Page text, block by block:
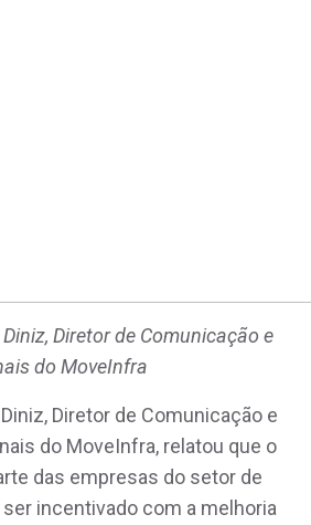
Diretor de Comunicação e
do MoveInfra
Diretor de Comunicação e
do MoveInfra, relatou que o
das empresas do setor de
incentivado com a melhoria